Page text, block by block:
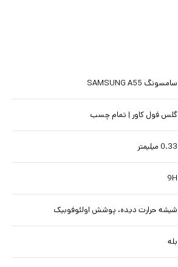
سامسونگ SAMSUNG A55
گلس فول کاور | تمام چسب
0.33 میلیمتر
9H
شیشه حرارت دیده، پوشش اولئوفوبیک
بله